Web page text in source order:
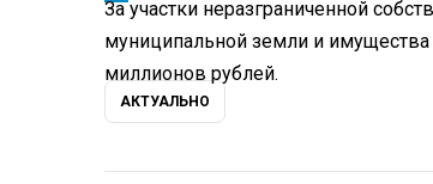
За участки неразграниченной
муниципальной земли и
миллионов рублей.
АКТУАЛЬНО